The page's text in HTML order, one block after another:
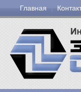
Главная